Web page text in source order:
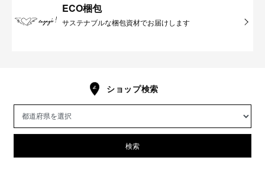
ECO梱包
サステナブルな梱包資材でお届けします
ショップ検索
検索